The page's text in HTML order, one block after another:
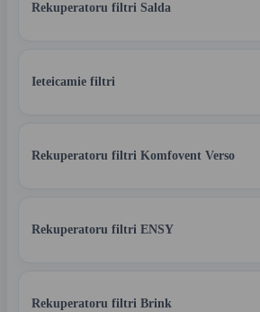
Rekuperatoru filtri Salda
Ieteicamie filtri
Rekuperatoru filtri Komfovent Verso
Rekuperatoru filtri ENSY
Rekuperatoru filtri Brink